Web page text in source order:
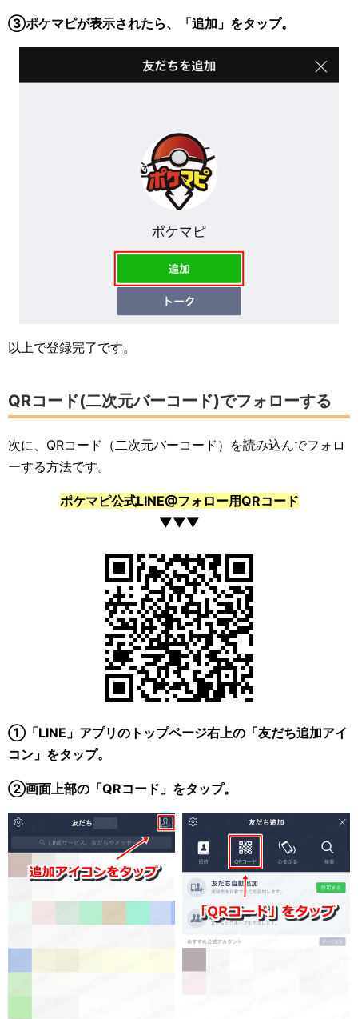
③ポケマピが表示されたら、「追加」をタップ。
以上で登録完了です。
QRコード(二次元バーコード)でフォローする
次に、QRコード（二次元バーコード）を読み込んでフォロ
ーする方法です。
ポケマピ公式LINE@フォロー用QRコード
▼▼▼
①「LINE」アプリのトップページ右上の「友だち追加アイ
コン」をタップ。
②画面上部の「QRコード」をタップ。